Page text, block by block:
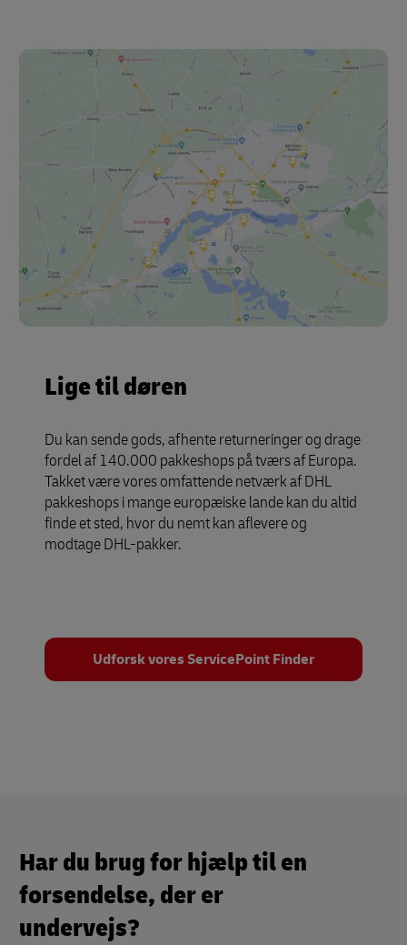
Lige til døren
Du kan sende gods, afhente returneringer og drage
fordel af 140.000 pakkeshops på tværs af Europa.
Takket være vores omfattende netværk af DHL
pakkeshops i mange europæiske lande kan du altid
finde et sted, hvor du nemt kan aflevere og
modtage DHL-pakker.
Udforsk vores ServicePoint Finder
Har du brug for hjælp til en
forsendelse, der er
undervejs?